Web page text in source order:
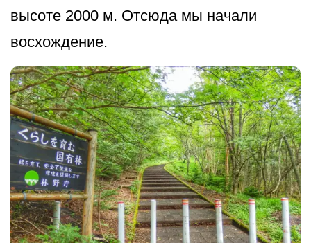
высоте 2000 м. Отсюда мы начали
восхождение.